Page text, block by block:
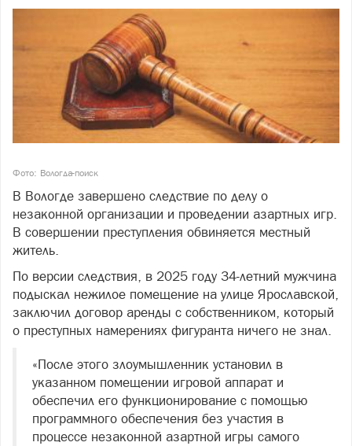
Фото: Вологда-поиск
В Вологде завершено следствие по делу о
незаконной организации и проведении азартных игр.
В совершении преступления обвиняется местный
житель.
По версии следствия, в 2025 году 34-летний мужчина
подыскал нежилое помещение на улице Ярославской,
заключил договор аренды с собственником, который
о преступных намерениях фигуранта ничего не знал.
«После этого злоумышленник установил в
указанном помещении игровой аппарат и
обеспечил его функционирование с помощью
программного обеспечения без участия в
процессе незаконной азартной игры самого